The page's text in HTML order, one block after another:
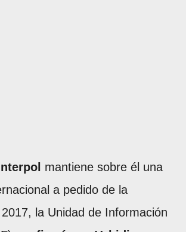
mantiene sobre él una
a pedido de la
la Unidad de Información